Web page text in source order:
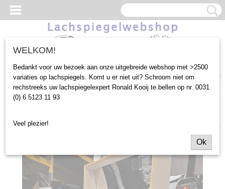
Inloggen Registreren
UW WINKELWAGEN
Geen producten
WELKOM!
Bedankt voor uw bezoek aan onze uitgebreide webshop met >2500
variaties op lachspiegels. Komt u er niet uit? Schroom niet om
rechstreeks uw lachspiegelexpert Ronald Kooij te bellen op nr. 0031
(0) 6 5123 11 93
Veel plezier!
Ok